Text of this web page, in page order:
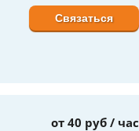
Связаться
от 40 руб / час